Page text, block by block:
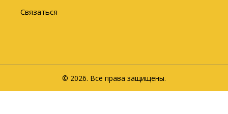
Связаться
© 2026. Все права защищены.